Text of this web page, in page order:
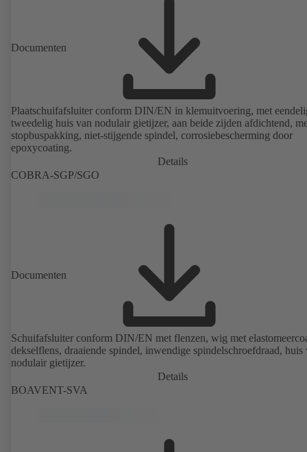
Documenten
Plaatschuifafsluiter conform DIN/EN in klemuitvoering, met
tweedelig huis van nodulair gietijzer, aan beide zijden afdichtend,
stopbuspakking, niet-stijgende spindel, corrosiebescherming door
epoxycoating.
Details
COBRA-SGP/SGO
Documenten
Schuifafsluiter conform DIN/EN met flenzen, wig met
dekselflens, draaiende spindel, inwendige spindelschroefdraad, huis
nodulair gietijzer.
Details
BOAVENT-SVA